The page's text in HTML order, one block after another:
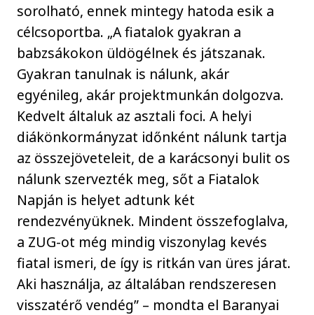
sorolható, ennek mintegy hatoda esik a
célcsoportba. „A fiatalok gyakran a
babzsákokon üldögélnek és játszanak.
Gyakran tanulnak is nálunk, akár
egyénileg, akár projektmunkán dolgozva.
Kedvelt általuk az asztali foci. A helyi
diákönkormányzat időnként nálunk tartja
az összejöveteleit, de a karácsonyi bulit os
nálunk szervezték meg, sőt a Fiatalok
Napján is helyet adtunk két
rendezvényüknek. Mindent összefoglalva,
a ZUG-ot még mindig viszonylag kevés
fiatal ismeri, de így is ritkán van üres járat.
Aki használja, az általában rendszeresen
visszatérő vendég” – mondta el Baranyai